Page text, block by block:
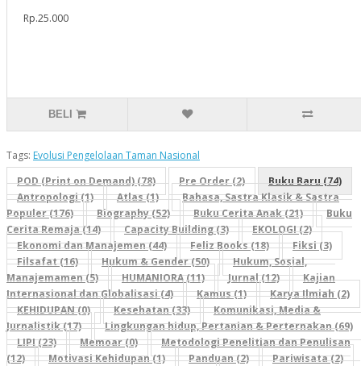
Rp.25.000
BELI
Tags: Evolusi Pengelolaan Taman Nasional
POD (Print on Demand) (78)
Pre Order (2)
Buku Baru (74)
Antropologi (1)
Atlas (1)
Bahasa, Sastra Klasik & Sastra
Populer (176)
Biography (52) Buku Cerita Anak (21)
Buku
Cerita Remaja (14)
Capacity Building (3)
EKOLOGI (2)
Ekonomi dan Manajemen (44)
Feliz Books (18)
Fiksi (3)
Filsafat (16)
Hukum & Gender (50)
Hukum, Sosial,
Manajemamen (5)
HUMANIORA (11) Jurnal (12)
Kajian
Internasional dan Globalisasi (4)
Kamus (1)
Karya Ilmiah (2)
KEHIDUPAN (0)
Kesehatan (33)
Komunikasi, Media &
Jurnalistik (17)
Lingkungan hidup, Pertanian & Perternakan (69)
LIPI (23)
Memoar (0)
Metodologi Penelitian dan Penulisan
(12)
Motivasi Kehidupan (1) Panduan (2)
Pariwisata (2)